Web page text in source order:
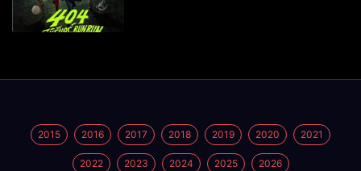
2015 2016 2017 2018 2019 2020 2021
2022 2023 2024 2025 2026